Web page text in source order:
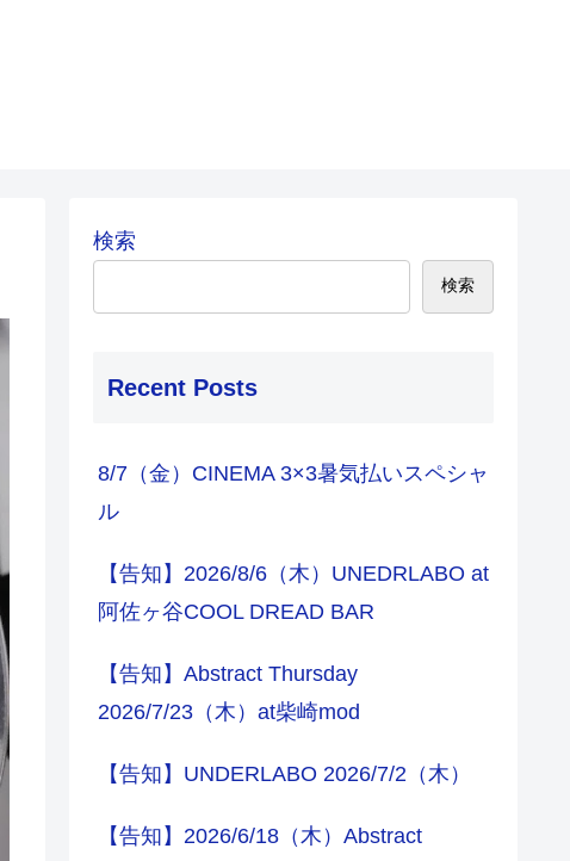
検索
検索
Recent Posts
8/7（金）CINEMA 3×3暑気払いスペシャ
ル
【告知】2026/8/6（木）UNEDRLABO at
阿佐ヶ谷COOL DREAD BAR
【告知】Abstract Thursday
2026/7/23（木）at柴崎mod
【告知】UNDERLABO 2026/7/2（木）
【告知】2026/6/18（木）Abstract